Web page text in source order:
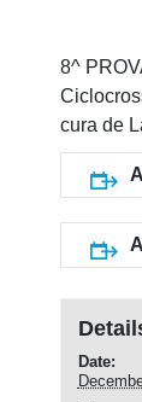
8^
cura de
Date: